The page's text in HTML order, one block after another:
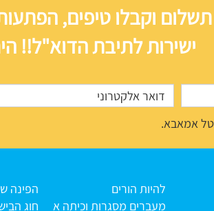
וקבלו טיפים,
ישירות לתיבת הדוא"ל!!
אמאבא.
להיות הורים
מעברים מסגרות וכיתה א
הפינה
חוג